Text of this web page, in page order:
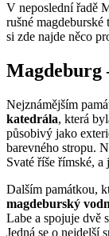
V neposlední řadě
rušné
si zde najde něco
Magdeburg
Nejznámějším
katedrála, která
působivý jako
barevného stropu.
Svaté říše římské,
Dalším památkou,
magdeburský
Labe a spojuje dvě
Jedná se o nejdelší